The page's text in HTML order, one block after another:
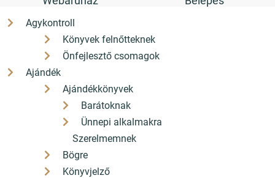
Agykontroll
Könyvek felnőtteknek
Önfejlesztő csomagok
Ajándék
Ajándékkönyvek
Barátoknak
Ünnepi alkalmakra
Szerelmemnek
Bögre
Könyvjelző
Kedvencek
+36 26 330 308
H-P: 9-17 Sz: 9-12
hello[a]konyvbox.hu
2085 Pilisvörösvár Fő út 82.